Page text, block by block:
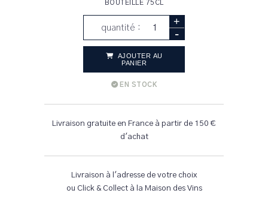
BOUTEILLE 75CL
quantité : +
-
AJOUTER AU
PANIER
EN STOCK
Livraison gratuite en France à partir de 150 €
d'achat
Livraison à l'adresse de votre choix
ou Click & Collect à la Maison des Vins